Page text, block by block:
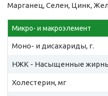
Марганец, Селен, Цинк,
Микро- и макроэлемент
Моно- и дисахариды, г.
НЖК - Насыщенные
Холестерин, мг